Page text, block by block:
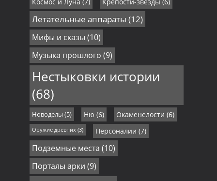
Летательные аппараты (12)
Мифы и сказы (10)
Музыка прошлого (9)
Нестыковки истории
(68)
Новоделы (5) Ню (6) Окаменелости (6)
Оружие древних(3) Персоналии (7)
Подземные места (10)
Порталы арки (9)